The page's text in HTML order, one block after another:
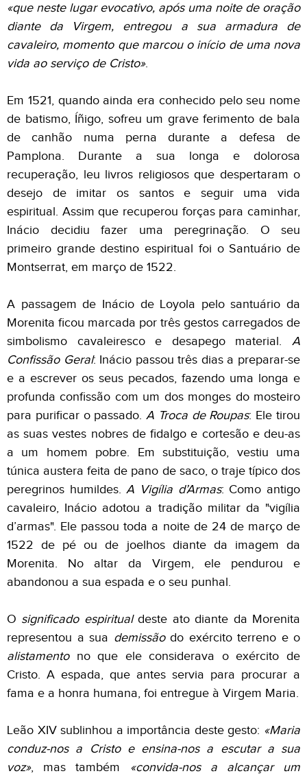
«que neste lugar evocativo, após uma noite de oração
diante da Virgem, entregou a sua armadura de
cavaleiro, momento que marcou o início de uma nova
vida ao serviço de Cristo».
Em 1521, quando ainda era conhecido pelo seu nome
de batismo, Íñigo, sofreu um grave ferimento de bala
de canhão numa perna durante a defesa de
Pamplona. Durante a sua longa e dolorosa
recuperação, leu livros religiosos que despertaram o
desejo de imitar os santos e seguir uma vida
espiritual. Assim que recuperou forças para caminhar,
Inácio decidiu fazer uma peregrinação. O seu
primeiro grande destino espiritual foi o Santuário de
Montserrat, em março de 1522.
A passagem de Inácio de Loyola pelo santuário da
Morenita ficou marcada por três gestos carregados de
simbolismo cavaleiresco e desapego material. A
Confissão Geral: Inácio passou três dias a preparar-se
e a escrever os seus pecados, fazendo uma longa e
profunda confissão com um dos monges do mosteiro
para purificar o passado.A Troca de Roupas: Ele tirou
as suas vestes nobres de fidalgo e cortesão e deu-as
a um homem pobre. Em substituição, vestiu uma
túnica austera feita de pano de saco, o traje típico dos
peregrinos humildes.A Vigília d’Armas: Como antigo
cavaleiro, Inácio adotou a tradição militar da "vigília
d’armas". Ele passou toda a noite de 24 de março de
1522 de pé ou de joelhos diante da imagem da
Morenita. No altar da Virgem, ele pendurou e
abandonou a sua espada e o seu punhal.
O significado espiritualdeste ato diante da Morenita
representou a sua demissãodo exército terreno e o
alistamentono que ele considerava o exército de
Cristo. A espada, que antes servia para procurar a
fama e a honra humana, foi entregue à Virgem Maria.
Leão XIV sublinhou a importância deste gesto: «Maria
conduz-nos a Cristo e ensina-nos a escutar a sua
voz», mas também «convida-nos a alcançar um